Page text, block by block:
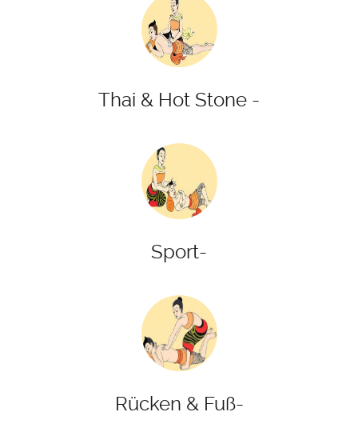
Thai & Hot Stone -
Sport-
Rücken & Fuß-